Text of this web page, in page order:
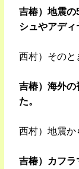
吉椿）地震の
シュやアディ
西村）そのと
吉椿）海外の
た。
西村）地震か
吉椿）カフラ